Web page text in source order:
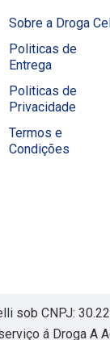
Sobre a Droga
Politicas de
Entrega
Politicas de
Privacidade
Termos e
Condições
sob CNPJ:
á Droga A